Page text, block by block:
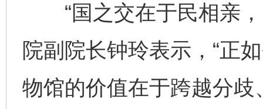
“国之交在于民相亲，
院副院长钟玲表示，“正
物馆的价值在于跨越分